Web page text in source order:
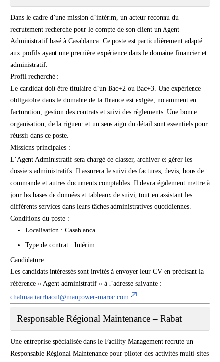
Dans le cadre d’une mission d’intérim, un acteur reconnu du
recrutement recherche pour le compte de son client un Agent
Administratif basé à Casablanca. Ce poste est particulièrement adapté
aux profils ayant une première expérience dans le domaine financier et
administratif.
Profil recherché :
Le candidat doit être titulaire d’un Bac+2 ou Bac+3. Une expérience
obligatoire dans le domaine de la finance est exigée, notamment en
facturation, gestion des contrats et suivi des règlements. Une bonne
organisation, de la rigueur et un sens aigu du détail sont essentiels pour
réussir dans ce poste.
Missions principales :
L’Agent Administratif sera chargé de classer, archiver et gérer les
dossiers administratifs. Il assurera le suivi des factures, devis, bons de
commande et autres documents comptables. Il devra également mettre à
jour les bases de données et tableaux de suivi, tout en assistant les
différents services dans leurs tâches administratives quotidiennes.
Conditions du poste :
Localisation : Casablanca
Type de contrat : Intérim
Candidature :
Les candidats intéressés sont invités à envoyer leur CV en précisant la
référence « Agent administratif » à l’adresse suivante :
chaimaa.tarrhaoui@manpower-maroc.com
Responsable Régional Maintenance – Rabat
Une entreprise spécialisée dans le Facility Management recrute un
Responsable Régional Maintenance pour piloter des activités multi-sites